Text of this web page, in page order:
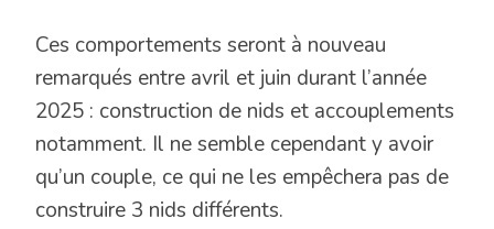
Ces comportements seront à nouveau
remarqués entre avril et juin durant l’année
2025 : construction de nids et accouplements
notamment. Il ne semble cependant y avoir
qu’un couple, ce qui ne les empêchera pas de
construire 3 nids différents.